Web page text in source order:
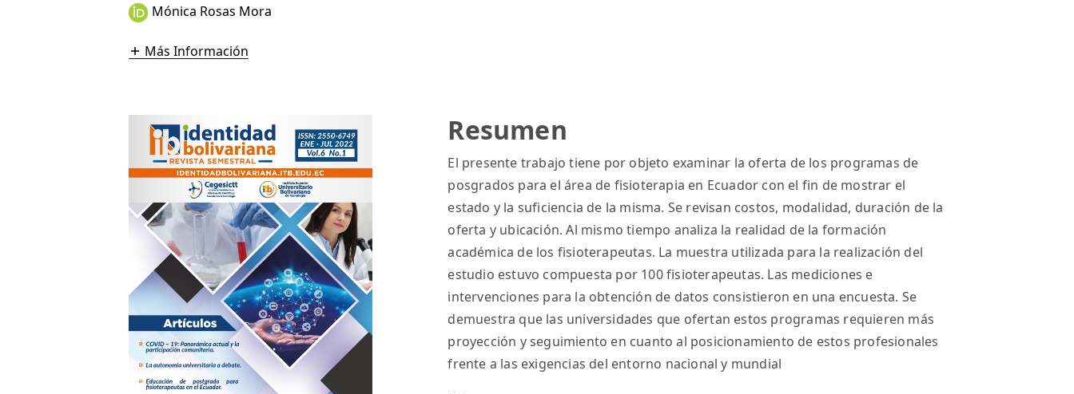
Mónica Rosas Mora
Más Información
Resumen
El presente trabajo tiene por objeto examinar la oferta de los programas de
posgrados para el área de fisioterapia en Ecuador con el fin de mostrar el
estado y la suficiencia de la misma. Se revisan costos, modalidad, duración de la
oferta y ubicación. Al mismo tiempo analiza la realidad de la formación
académica de los fisioterapeutas. La muestra utilizada para la realización del
estudio estuvo compuesta por 100 fisioterapeutas. Las mediciones e
intervenciones para la obtención de datos consistieron en una encuesta. Se
demuestra que las universidades que ofertan estos programas requieren más
proyección y seguimiento en cuanto al posicionamiento de estos profesionales
frente a las exigencias del entorno nacional y mundial